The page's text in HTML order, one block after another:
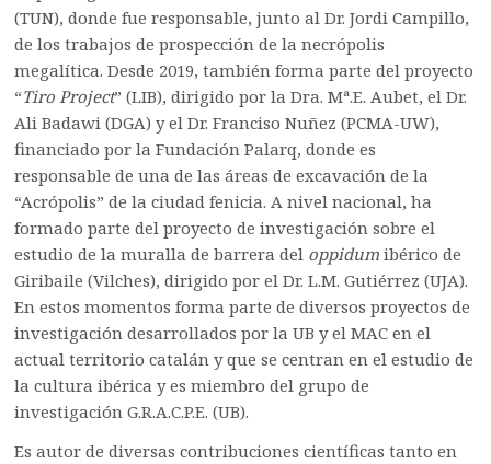
(TUN), donde fue responsable, junto al Dr. Jordi Campillo,
de los trabajos de prospección de la necrópolis
megalítica. Desde 2019, también forma parte del proyecto
“Tiro Project” (LIB), dirigido por la Dra. Mª.E. Aubet, el Dr.
Ali Badawi (DGA) y el Dr. Franciso Nuñez (PCMA-UW),
financiado por la Fundación Palarq, donde es
responsable de una de las áreas de excavación de la
“Acrópolis” de la ciudad fenicia. A nivel nacional, ha
formado parte del proyecto de investigación sobre el
estudio de la muralla de barrera del oppidum ibérico de
Giribaile (Vilches), dirigido por el Dr. L.M. Gutiérrez (UJA).
En estos momentos forma parte de diversos proyectos de
investigación desarrollados por la UB y el MAC en el
actual territorio catalán y que se centran en el estudio de
la cultura ibérica y es miembro del grupo de
investigación G.R.A.C.P.E. (UB).
Es autor de diversas contribuciones científicas tanto en